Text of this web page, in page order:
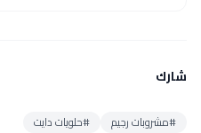
شارك
#مشروبات رجيم #حلويات دايت